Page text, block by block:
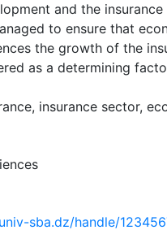
and the
to ensure that
the growth of the
as a determining
insurance sector,
sba.dz/handle/